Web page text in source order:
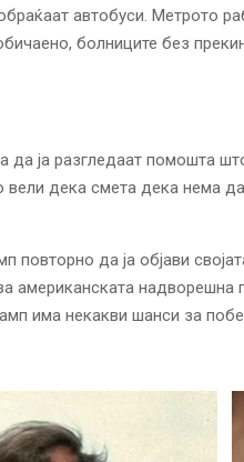
автобуси. Метрото
болниците без
ја разгледаат помошта
вели дека смета дека нема
да ја објави
американската надворешна
има некакви шанси за